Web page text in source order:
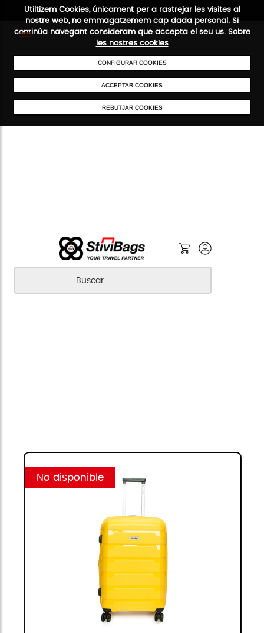
Utiltizem Cookies, únicament per a rastrejar les visites al
nostre web, no emmagatzemem cap dada personal. Si
continúa navegant consideram que accepta el seu us. Sobre
les nostres cookies
CONFIGURAR COOKIES
ACCEPTAR COOKIES
REBUTJAR COOKIES
ENVIAMENTS GRATUÏTS A PARTIR DE 50 €
No disponible